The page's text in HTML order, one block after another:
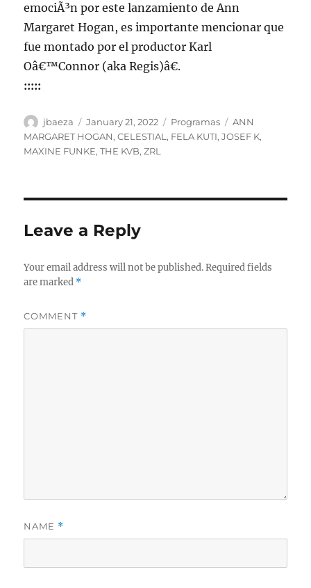
emociÃ³n por este lanzamiento de Ann
Margaret Hogan, es importante mencionar que
fue montado por el productor Karl
Oâ€™Connor (aka Regis)â€.
:::::
Author
jbaeza
Posted
on
January 21, 2022 Categories
Programas Tags
ANN
MARGARET HOGAN,CELESTIAL , FELA KUTI,JOSEF K,
MAXINE FUNKE,THE KVB,ZRL
Leave a Reply
Your email address will not be published. Required fields
are marked *
COMMENT *
NAME *